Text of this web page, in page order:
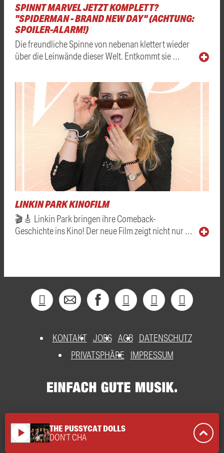
SPINNT MARVEL JETZT KOMPLETT?
"SPIDERMAN - BRAND NEW DAY" (ACHTUNG:
SPOILER-ALARM!)
Die freundliche Spinne von nebenan klettert wieder
über die Leinwände dieser Welt. Entkommt sie …
LINKIN PARK KINOFILM
🎬🎸 Linkin Park bringen ihre Comeback-
Geschichte ins Kino! Der neue Film zeigt nicht nur …
KONTAKT JOBS AGB DATENSCHUTZ
PRIVATSPHÄRE
IMPRESSUM
play_arrow THE PUSSYCAT DOLLS
DON'T CHA